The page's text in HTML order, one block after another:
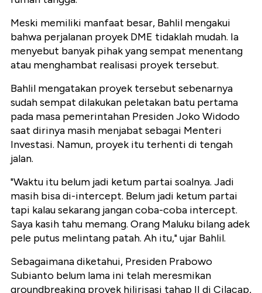
Meski memiliki manfaat besar, Bahlil mengakui
bahwa perjalanan proyek DME tidaklah mudah. Ia
menyebut banyak pihak yang sempat menentang
atau menghambat realisasi proyek tersebut.
Bahlil mengatakan proyek tersebut sebenarnya
sudah sempat dilakukan peletakan batu pertama
pada masa pemerintahan Presiden Joko Widodo
saat dirinya masih menjabat sebagai Menteri
Investasi. Namun, proyek itu terhenti di tengah
jalan.
"Waktu itu belum jadi ketum partai soalnya. Jadi
masih bisa di-intercept. Belum jadi ketum partai
tapi kalau sekarang jangan coba-coba intercept.
Saya kasih tahu memang. Orang Maluku bilang adek
pele putus melintang patah. Ah itu," ujar Bahlil.
Sebagaimana diketahui, Presiden Prabowo
Subianto belum lama ini telah meresmikan
groundbreaking proyek hilirisasi tahap II di Cilacap,